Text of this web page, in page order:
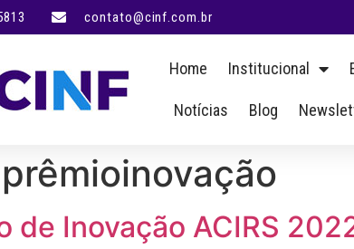
contato@cinf.com.br
Home Institucional
Notícias Blog
prêmioinovação
de Inovação ACIRS